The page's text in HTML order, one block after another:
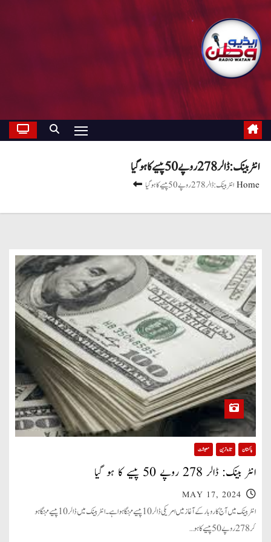
انٹر بینک: ڈالر 278 روپے 50 پیسے کا ہو گیا
Homeانٹر بینک: ڈالر 278 روپے 50 پیسے کا ہو گیا
پاکستان تازہ ترین معیشت
انٹر بینک: ڈالر 278 روپے 50 پیسے کا ہو گیا
MAY 17, 2024
انٹر بینک میں آج کاروبار کے آغاز میں امریکی ڈالر 10 پیسے مہنگا ہوا ہے۔ انٹر بینک میں ڈالر 10 پیسے مہنگا ہو
کر 278 روپے 50 پیسے کا ہو…